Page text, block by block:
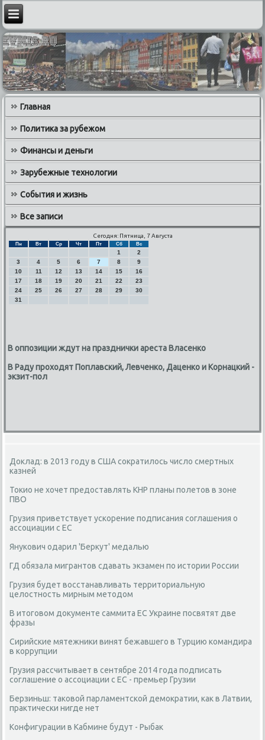
Главная
Политика за рубежом
Финансы и деньги
Зарубежные технологии
События и жизнь
Все записи
Сегодня: Пятница, 7 Августа
Пн Вт Ср Чт Пт Сб Вс
1
2
3
4 5 6 7 8
9
10
11 12 13 14 15
16
17
18 19 20 21 22
23
24
25 26 27 28 29
30
31
В оппозиции ждут на празднички ареста Власенко
В Раду проходят Поплавский, Левченко, Даценко и Корнацкий -
экзит-пол
Доклад: в 2013 году в США сократилось число смертных
казней
Токио не хочет предоставлять КНР планы полетов в зоне
ПВО
Грузия приветствует ускорение подписания соглашения о
ассоциации с ЕС
Янукович одарил 'Беркут' медалью
ГД обязала мигрантов сдавать экзамен по истории России
Грузия будет восстанавливать территориальную
целостность мирным методом
В итоговом документе саммита ЕС Украине посвятят две
фразы
Сирийские мятежники винят бежавшего в Турцию командира
в коррупции
Грузия рассчитывает в сентябре 2014 года подписать
соглашение о ассоциации с ЕС - премьер Грузии
Берзиньш: таковой парламентской демократии, как в Латвии,
практически нигде нет
Конфигурации в Кабмине будут - Рыбак